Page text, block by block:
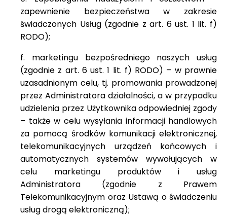
zapewnienie bezpieczeństwa w zakresie
świadczonych Usług (zgodnie z art. 6 ust. 1 lit. f)
RODO);
f. marketingu bezpośredniego naszych usług
(zgodnie z art. 6 ust. 1 lit. f) RODO) – w prawnie
uzasadnionym celu, tj. promowania prowadzonej
przez Administratora działalności, a w przypadku
udzielenia przez Użytkownika odpowiedniej zgody
– także w celu wysyłania informacji handlowych
za pomocą środków komunikacji elektronicznej,
telekomunikacyjnych urządzeń końcowych i
automatycznych systemów wywołujących w
celu marketingu produktów i usług
Administratora (zgodnie z Prawem
Telekomunikacyjnym oraz Ustawą o świadczeniu
usług drogą elektroniczną);